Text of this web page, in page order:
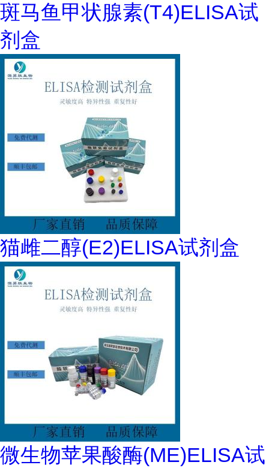
斑马鱼甲状腺素(T4)ELISA试
剂盒
猫雌二醇(E2)ELISA试剂盒
微生物苹果酸酶(ME)ELISA试